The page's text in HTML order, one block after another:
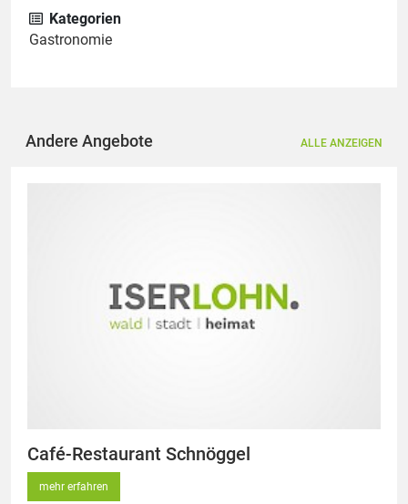
Kategorien
Gastronomie
Andere Angebote ALLE ANZEIGEN
Café-Restaurant Schnöggel
mehr erfahren